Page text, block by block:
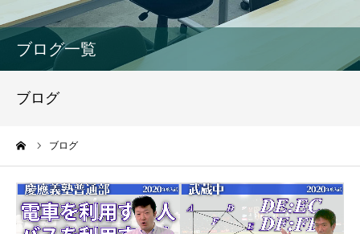
ブログ一覧
ブログ
ブログ
模試
お問い合わせ